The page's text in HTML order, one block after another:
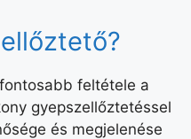
feltétele a
gyepszellőztetéssel
és megjelenése